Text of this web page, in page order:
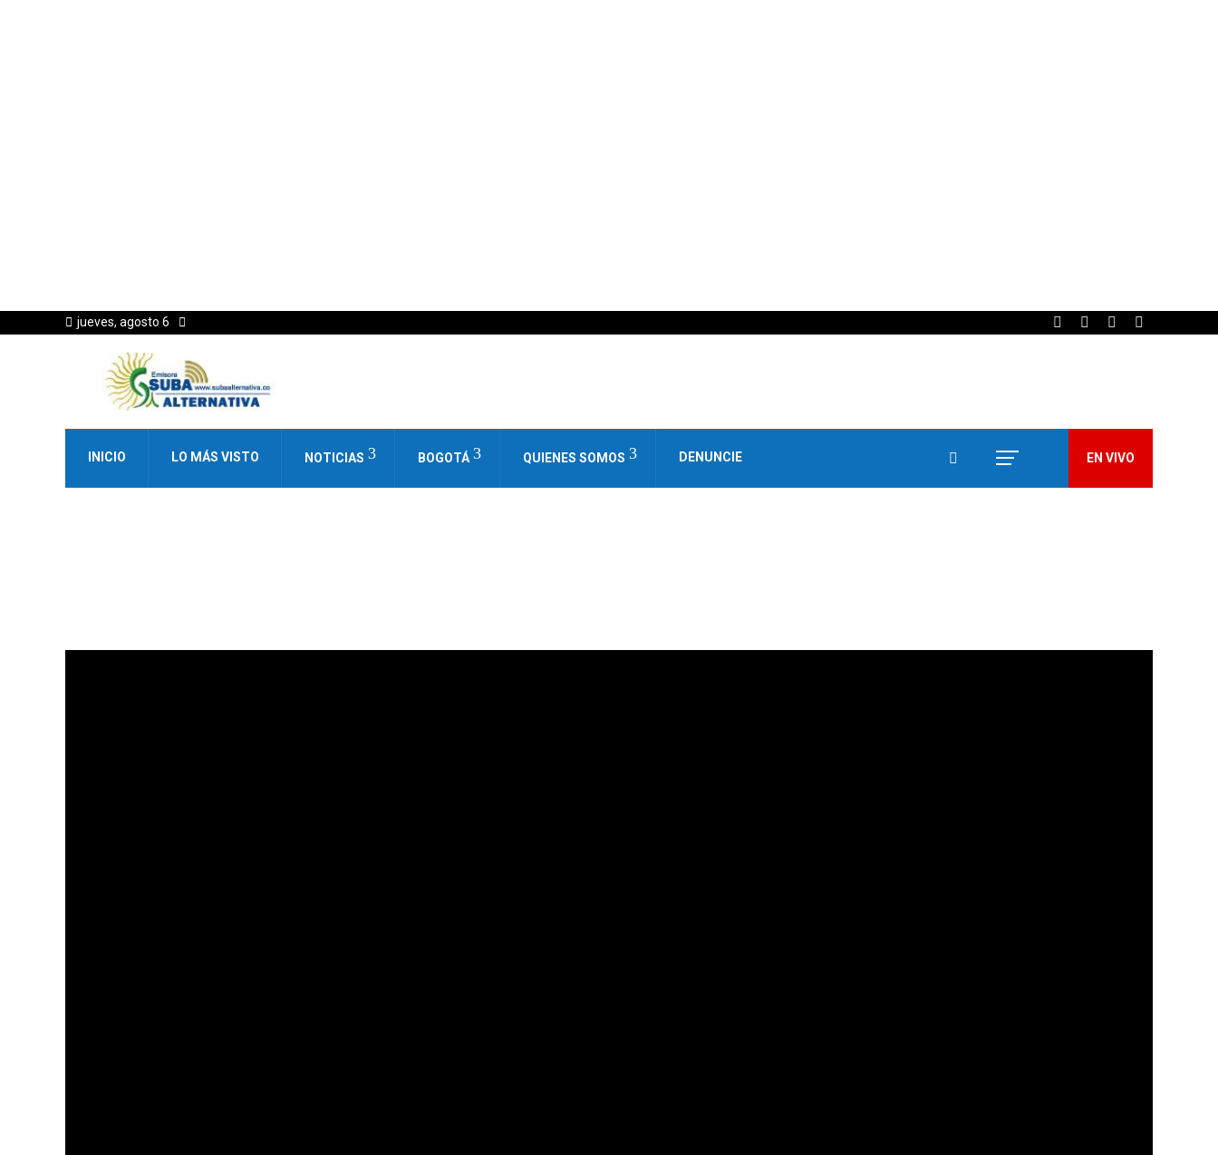
jueves, agosto 6
INICIO LO MÁS VISTO NOTICIAS BOGOTÁ QUIENES SOMOS DENUNCIE EN VIVO